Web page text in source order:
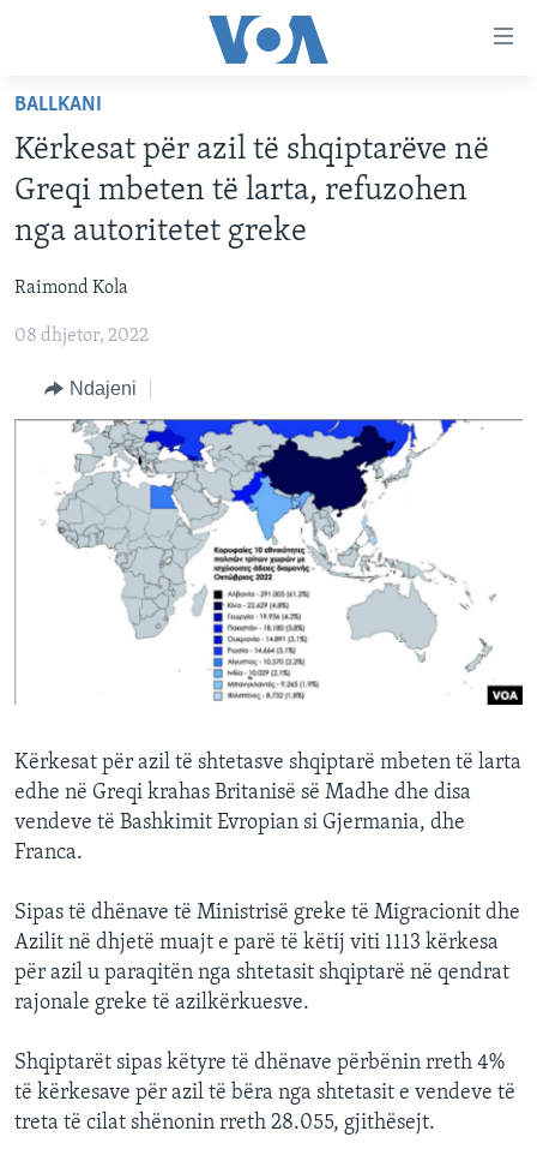
faqen
kryesore
Kalo
tek
faqja
Kalo
tek
kërkimi
FAQJA KRYESORE
KATEGORITË
BOTA
MJEDISI
KULTURË
SHKENCË DHE TEKNOLOGJI
SHËNDETËSI
INTERVISTA
DITARI
Learning English
FOLLOW US
Gjuhët
BALLKANI
Kërkesat për azil të shqiptarëve në
Greqi mbeten të larta, refuzohen
nga autoritetet greke
Raimond Kola
08 dhjetor, 2022
Ndajeni
Kërkesat për azil të shtetasve shqiptarë mbeten të larta
edhe në Greqi krahas Britanisë së Madhe dhe disa
vendeve të Bashkimit Evropian si Gjermania, dhe
Franca.
Sipas të dhënave të Ministrisë greke të Migracionit dhe
Azilit në dhjetë muajt e parë të këtij viti 1113 kërkesa
për azil u paraqitën nga shtetasit shqiptarë në qendrat
rajonale greke të azilkërkuesve.
Shqiptarët sipas këtyre të dhënave përbënin rreth 4%
të kërkesave për azil të bëra nga shtetasit e vendeve të
treta të cilat shënonin rreth 28.055, gjithësejt.